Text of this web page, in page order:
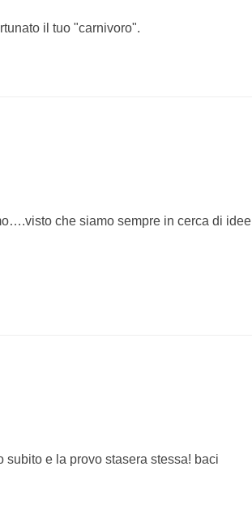
il tuo "carnivoro".
che siamo sempre in cerca di idee
e la provo stasera stessa! baci